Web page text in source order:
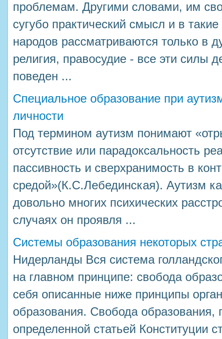
проблемам. Другими словами, им
сугубо практический смысл и в
народов рассматриваются только в
религия, правосудие - все эти силы
поведен ...
Специальное образование при
личности
Под термином аутизм понимают
отсутствие или парадоксальность
пассивность и сверхранимость в
средой»(К.С.Лебединская). Аутизм
довольно многих психических
случаях он проявля ...
Системы образования некоторых
Нидерланды Вся система
на главном принципе: свобода
себя описанные ниже принципы
образования. Свобода образования,
определенной статьей Конституции